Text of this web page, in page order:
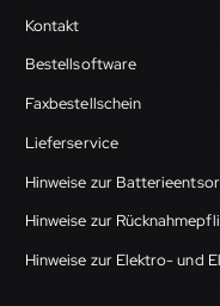
Kontakt
Bestellsoftware
Faxbestellschein
Lieferservice
Hinweise zur
Hinweise zur
Hinweise zur Elektro- und